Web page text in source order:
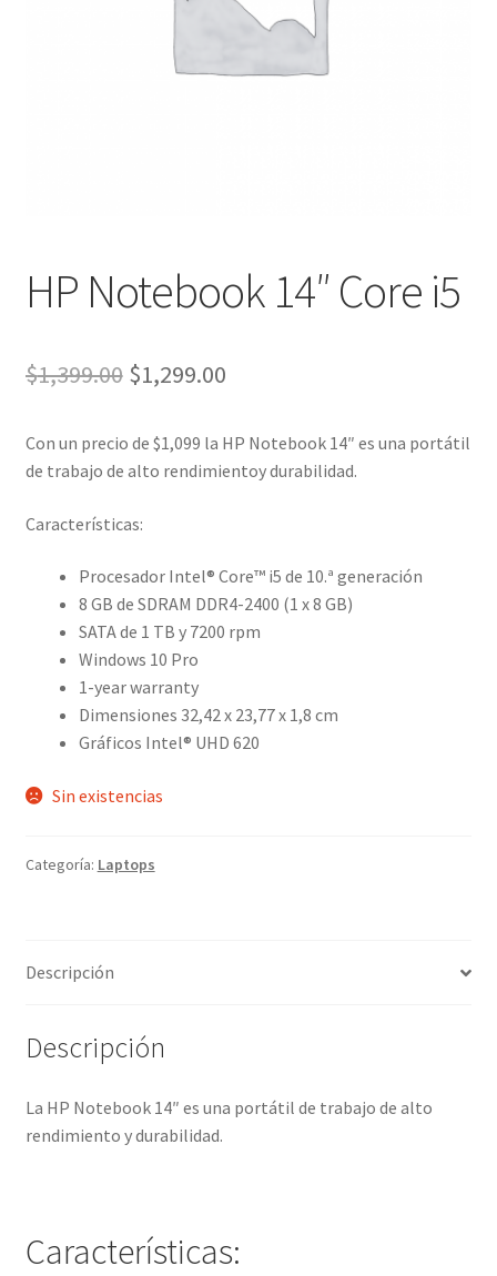
HP Notebook 14″ Core i5
$1,399.00 El
original
$1,399.00.
$1,299.00El
actual
Con un precio de $1,099 la HP Notebook 14″ es una portátil
de trabajo de alto rendimientoy durabilidad.
Características:
Procesador Intel® Core™ i5 de 10.ª generación
8 GB de SDRAM DDR4-2400 (1 x 8 GB)
SATA de 1 TB y 7200 rpm
Windows 10 Pro
1-year warranty
Dimensiones 32,42 x 23,77 x 1,8 cm
Gráficos Intel® UHD 620
Sin existencias
Categoría: Laptops
Descripción
Descripción
La HP Notebook 14″ es una portátil de trabajo de alto
rendimiento y durabilidad.
Características: